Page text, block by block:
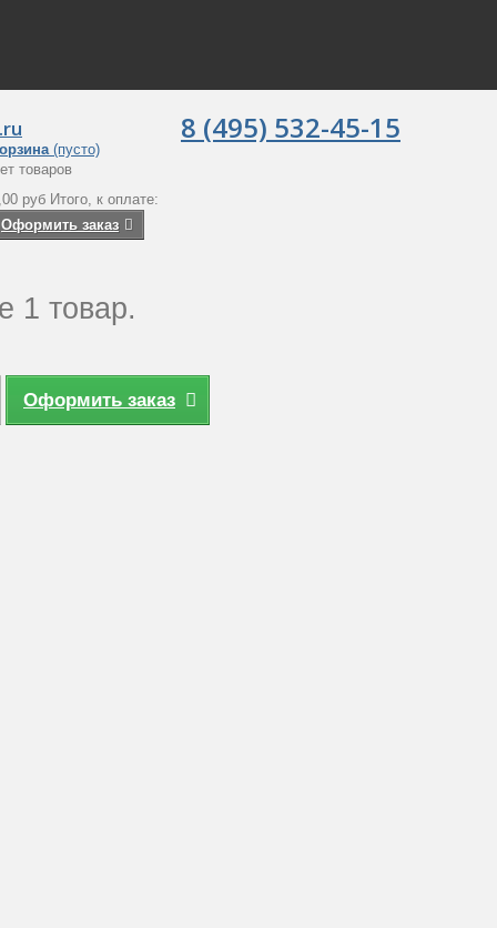
8 (495) 532-45-15
(пусто)
товаров
руб Итого, к оплате:
Оформить заказ
1 товар.
Оформить заказ